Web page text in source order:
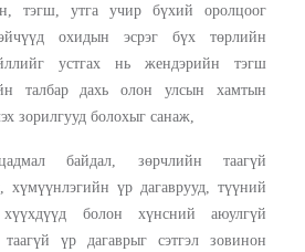
тэгш, утга учир бүхий оролцоог
охидын эсрэг бүх төрлийн
устгах нь жендэрийн тэгш
талбар дахь олон улсын хамтын
зорилгууд болохыг санаж,
байдал, зөрчлийн таагүй
хүмүүнлэгийн үр дагаврууд, түүний
хүүхдүүд болон хүнсний аюулгүй
үр дагаврыг сэтгэл зовинон